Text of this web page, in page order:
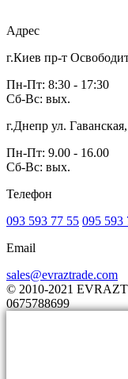
Адрес
г.Киев пр-т
Пн-Пт: 8:30 - 17:30
Сб-Вс: вых.
г.Днепр ул.
Пн-Пт: 9.00 - 16.00
Сб-Вс: вых.
Телефон
093 593 77 55 095 593
Email
sales@evraztrade.com
© 2010-2021
0675788699